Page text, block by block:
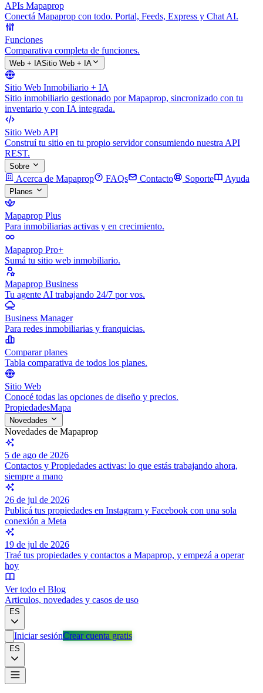
APIs Mapaprop
Conectá Mapaprop con todo. Portal, Feeds, Express y Chat AI.
Funciones
Comparativa completa de funciones.
Web + IASitio Web + IA
Sitio Web Inmobiliario + IA
Sitio inmobiliario gestionado por Mapaprop, sincronizado con tu
inventario y con IA integrada.
Sitio Web API
Construí tu sitio en tu propio servidor consumiendo nuestra API
REST.
Sobre
Acerca de Mapaprop FAQs Contacto Soporte Ayuda
Planes
Mapaprop Plus
Para inmobiliarias activas y en crecimiento.
Mapaprop Pro+
Sumá tu sitio web inmobiliario.
Mapaprop Business
Tu agente AI trabajando 24/7 por vos.
Business Manager
Para redes inmobiliarias y franquicias.
Comparar planes
Tabla comparativa de todos los planes.
Sitio Web
Conocé todas las opciones de diseño y precios.
PropiedadesMapa
Novedades
Novedades de Mapaprop
5 de ago de 2026
Contactos y Propiedades activas: lo que estás trabajando ahora,
siempre a mano
26 de jul de 2026
Publicá tus propiedades en Instagram y Facebook con una sola
conexión a Meta
19 de jul de 2026
Traé tus propiedades y contactos a Mapaprop, y empezá a operar
hoy
Ver todo el Blog
Articulos, novedades y casos de uso
ES
Iniciar sesiónCrear cuenta gratis
ES